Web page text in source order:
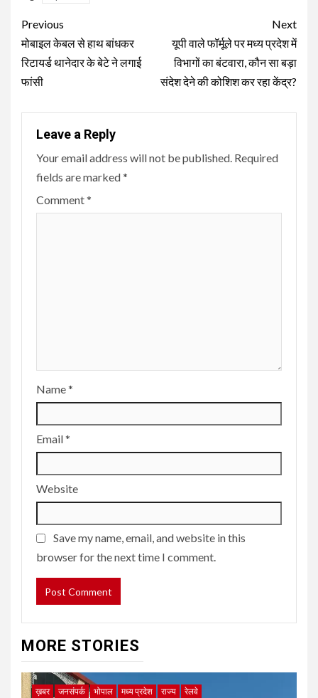
Continue
Reading
Previous
मोबाइल केबल से हाथ बांधकर
रिटायर्ड थानेदार के बेटे ने लगाई
फांसी
Next
यूपी वाले फॉर्मूले पर मध्य प्रदेश में
विभागों का बंटवारा, कौन सा बड़ा
संदेश देने की कोशिश कर रहा केंद्र?
Leave a Reply
Your email address will not be published. Required
fields are marked*
Comment*
Name*
Email*
Website
Save my name, email, and website in this
browser for the next time I comment.
MORE STORIES
ख़बर जनसंपर्क भोपाल मध्य प्रदेश राज्य रेलवे